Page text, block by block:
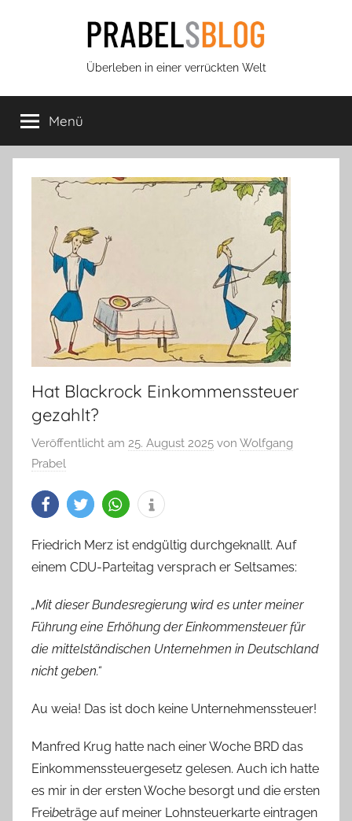
Prabels
Blog
Überleben in einer verrückten Welt
Menü
Hat Blackrock Einkommenssteuer
gezahlt?
Veröffentlicht am 25. August 2025 von Wolfgang
Prabel
Friedrich Merz ist endgültig durchgeknallt. Auf
einem CDU-Parteitag versprach er Seltsames:
„Mit dieser Bundesregierung wird es unter meiner
Führung eine Erhöhung der Einkommensteuer für
die mittelständischen Unternehmen in Deutschland
nicht geben.“
Au weia! Das ist doch keine Unternehmenssteuer!
Manfred Krug hatte nach einer Woche BRD das
Einkommenssteuergesetz gelesen. Auch ich hatte
es mir in der ersten Woche besorgt und die ersten
Freibeträge auf meiner Lohnsteuerkarte eintragen